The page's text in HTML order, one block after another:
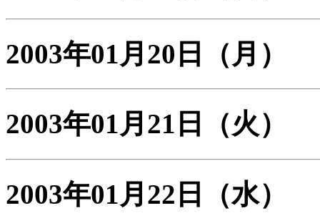
2003年01月20日 （月）
2003年01月21日 （火）
2003年01月22日 （水）